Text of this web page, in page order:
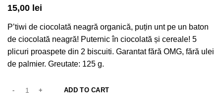
15,00 lei
P’tiwi de ciocolată neagră organică, puțin unt pe un baton
de ciocolată neagră! Puternic în ciocolată și cereale! 5
plicuri proaspete din 2 biscuiti. Garantat fără OMG, fără ulei
de palmier. Greutate: 125 g.
ADD TO CART